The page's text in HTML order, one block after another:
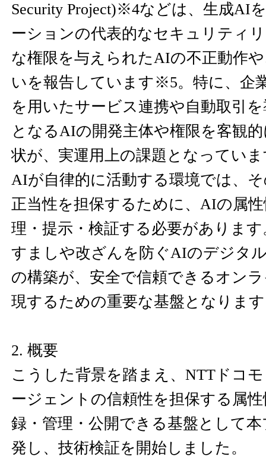
Security Project)※4などは、生成AI
ーションの代表的なセキュリティ
な権限を与えられたAIの不正動作
いを報告しています※5。特に、企
を用いたサービス連携や自動取引
となるAIの開発主体や権限を客観
状が、実運用上の課題となってい
AIが自律的に活動する環境では、
正当性を担保するために、AIの属
理・提示・検証する必要がありま
すましや改ざんを防ぐAIのデジタ
の構築が、安全で信頼できるオン
現するための重要な基盤となりま
2. 概要
こうした背景を踏まえ、NTTドコ
ージェントの信頼性を担保する属
録・管理・公開できる基盤として
発し、技術検証を開始しました。